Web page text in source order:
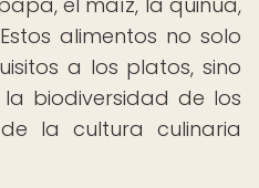
alimentos no solo
a los platos, sino
biodiversidad de los
la cultura culinaria